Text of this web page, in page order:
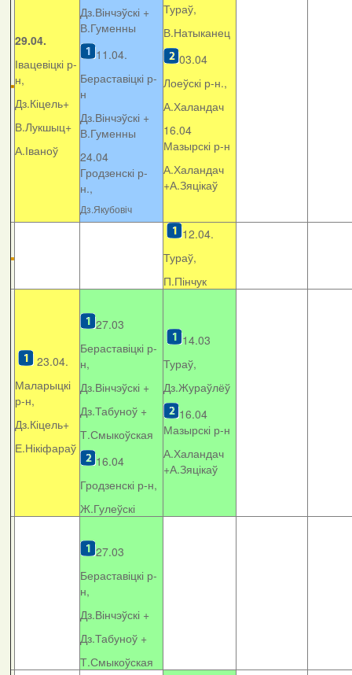
29.04.
Івацевіцкі р-
н,
Дз.Кіцель+
В.Лукшыц+
А.Іваноў
Дз.Вінчэўскі +
В.Гуменны
11.04.
Бераставіцкі р-
н
Дз.Вінчэўскі +
В.Гуменны
24.04
Гродзенскі р-
н.,
Дз.Якубовіч
Тураў,
В.Натыканец
03.04
Лоеўскі р-н.,
А.Халандач
16.04
Мазырскі р-н
А.Халандач
+А.Зяцікаў
12.04.
Тураў,
П.Пінчук
23.04.
Маларыцкі
р-н,
Дз.Кіцель+
Е.Нікіфараў
27.03
Бераставіцкі р-
н,
Дз.Вінчэўскі +
Дз.Табуноў +
Т.Смыкоўская
16.04
Гродзенскі р-н,
Ж.Гулеўскі
14.03
Тураў,
Дз.Жураўлёў
16.04
Мазырскі р-н
А.Халандач
+А.Зяцікаў
27.03
Бераставіцкі р-
н,
Дз.Вінчэўскі +
Дз.Табуноў +
Т.Смыкоўская